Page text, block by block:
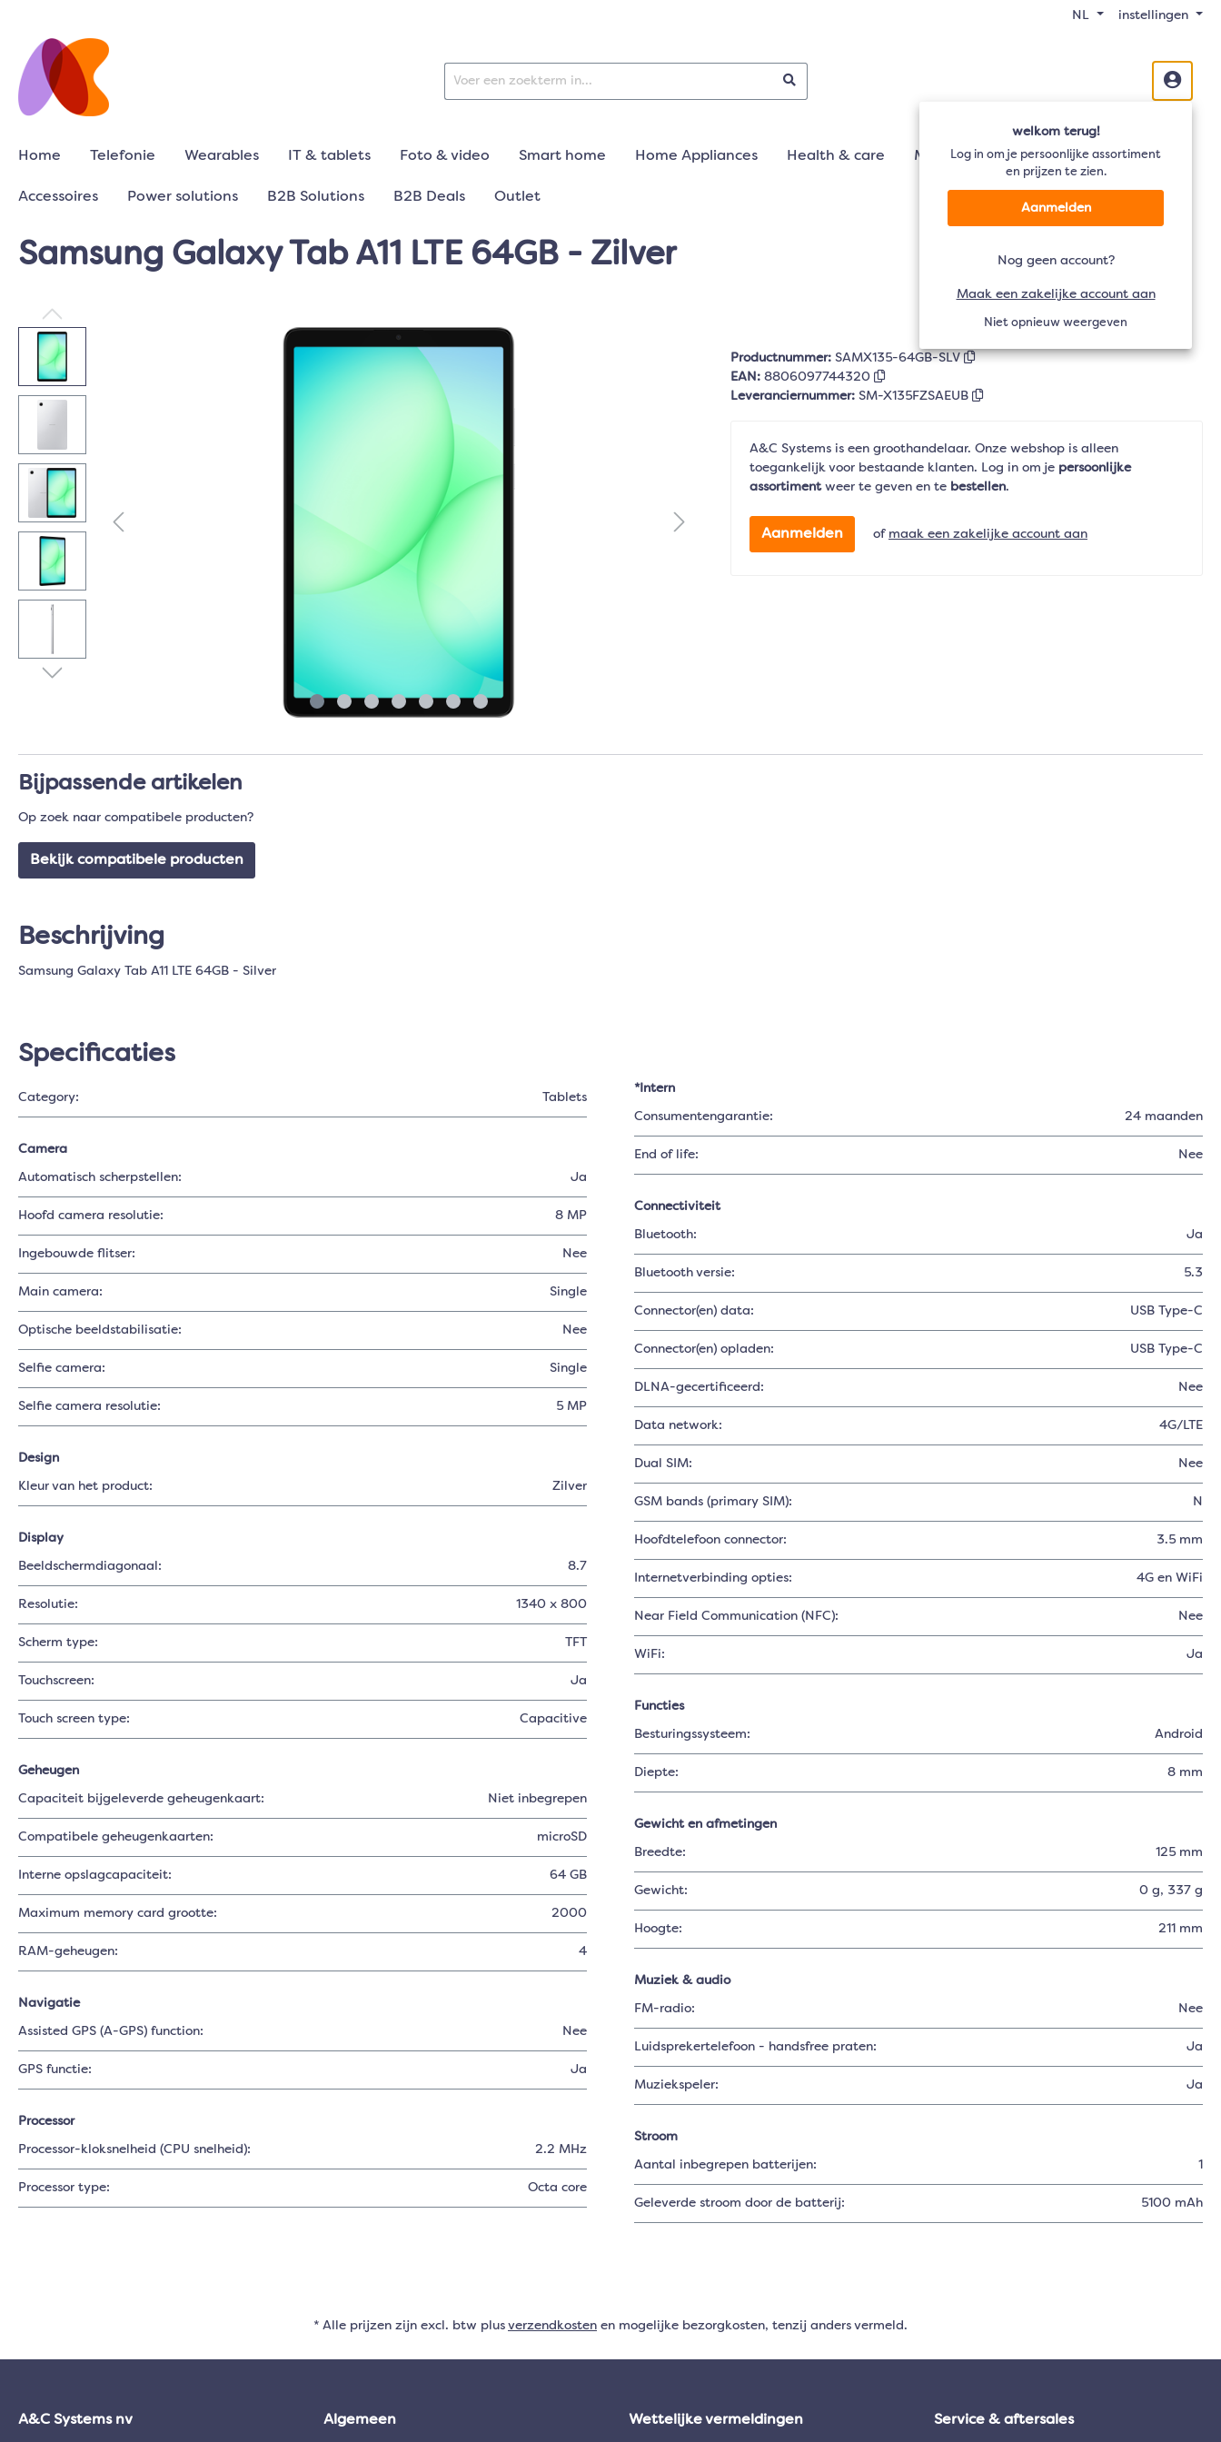
NL instellingen
welkom terug!
Log in om je persoonlijke assortiment
en prijzen te zien.
Aanmelden
Nog geen account?
Maak een zakelijke account aan
Niet opnieuw weergeven
Home Telefonie Wearables IT & tablets Foto & video Smart home Home Appliances Health & care Mobiliteit Audio TV
Accessoires Power solutions B2B Solutions B2B Deals Outlet
Samsung Galaxy Tab A11 LTE 64GB - Zilver
Productnummer: SAMX135-64GB-SLV
EAN: 8806097744320
Leveranciernummer: SM-X135FZSAEUB
A&C Systems is een groothandelaar. Onze webshop is alleen
toegankelijk voor bestaande klanten. Log in om je persoonlijke
assortimentweer te geven en te bestellen.
Aanmelden of maak een zakelijke account aan
Bijpassende artikelen
Op zoek naar compatibele producten?
Bekijk compatibele producten
Beschrijving
Samsung Galaxy Tab A11 LTE 64GB - Silver
Specificaties
Category: Tablets
*Intern
Consumentengarantie: 24 maanden
End of life: Nee
Camera
Automatisch scherpstellen: Ja
Hoofd camera resolutie: 8 MP
Ingebouwde flitser: Nee
Main camera: Single
Optische beeldstabilisatie: Nee
Selfie camera: Single
Selfie camera resolutie: 5 MP
Connectiviteit
Bluetooth: Ja
Bluetooth versie: 5.3
Connector(en) data: USB Type-C
Connector(en) opladen: USB Type-C
DLNA-gecertificeerd: Nee
Data network: 4G/LTE
Dual SIM: Nee
GSM bands (primary SIM): N
Hoofdtelefoon connector: 3.5 mm
Internetverbinding opties: 4G en WiFi
Near Field Communication (NFC): Nee
WiFi: Ja
Design
Kleur van het product: Zilver
Display
Beeldschermdiagonaal: 8.7
Resolutie: 1340 x 800
Scherm type: TFT
Touchscreen: Ja
Touch screen type: Capacitive
Functies
Besturingssysteem: Android
Diepte: 8 mm
Geheugen
Capaciteit bijgeleverde geheugenkaart: Niet inbegrepen
Compatibele geheugenkaarten: microSD
Interne opslagcapaciteit: 64 GB
Maximum memory card grootte: 2000
RAM-geheugen: 4
Gewicht en afmetingen
Breedte: 125 mm
Gewicht: 0 g, 337 g
Hoogte: 211 mm
Muziek & audio
FM-radio: Nee
Luidsprekertelefoon - handsfree praten: Ja
Muziekspeler: Ja
Navigatie
Assisted GPS (A-GPS) function: Nee
GPS functie: Ja
Processor
Processor-kloksnelheid (CPU snelheid): 2.2 MHz
Processor type: Octa core
Stroom
Aantal inbegrepen batterijen: 1
Geleverde stroom door de batterij: 5100 mAh
* Alle prijzen zijn excl. btw plus verzendkosten en mogelijke bezorgkosten, tenzij anders vermeld.
A&C Systems nv Algemeen Wettelijke vermeldingen Service & aftersales